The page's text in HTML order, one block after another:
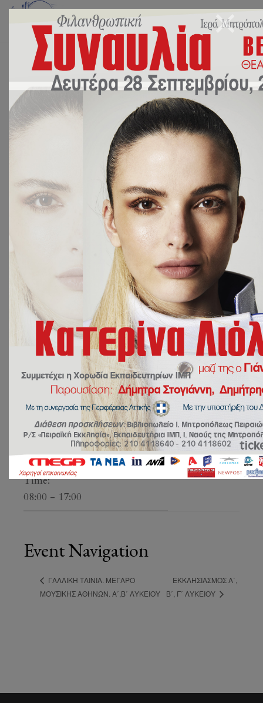
Αρχική
Events
Δίωρη εσωτερική εορτή Επίδοση πτυχίων Αγγλικών Α΄,Β΄ Λυκείου
« All Events
This event has passed.
Δίωρη εσωτερική εορτή
Επίδοση πτυχίων Αγγλικών
Α΄,Β΄ Λυκείου
17 Νοεμβρίου 2022 @ 08:00-
17:00
ADD TO CALENDAR
DETAILS
Date: 17 Νοεμβρίου 2022
Time:
08:00 - 17:00
Event Navigation
ΓΑΛΛΙΚΉ ΤΑΙΝΊΑ. ΜΈΓΑΡΟ
ΜΟΥΣΙΚΉΣ ΑΘΗΝΏΝ. Α΄,Β΄ ΛΥΚΕΊΟΥ
ΕΚΚΛΗΣΙΑΣΜΌΣ Α΄,
Β΄, Γ΄ ΛΥΚΕΊΟΥ